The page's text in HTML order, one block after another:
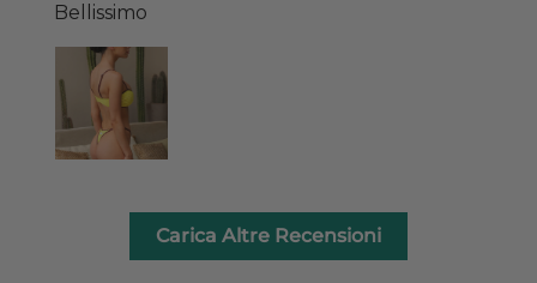
Bellissimo
Carica Altre Recensioni